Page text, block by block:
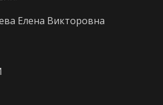
Елена Викторовна